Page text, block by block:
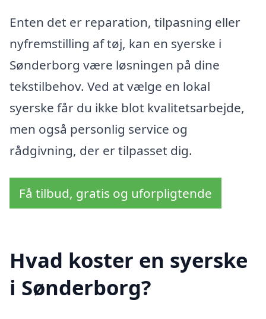
Enten det er reparation, tilpasning eller
nyfremstilling af tøj, kan en syerske i
Sønderborg være løsningen på dine
tekstilbehov. Ved at vælge en lokal
syerske får du ikke blot kvalitetsarbejde,
men også personlig service og
rådgivning, der er tilpasset dig.
Få tilbud, gratis og uforpligtende
Hvad koster en syerske
i Sønderborg?